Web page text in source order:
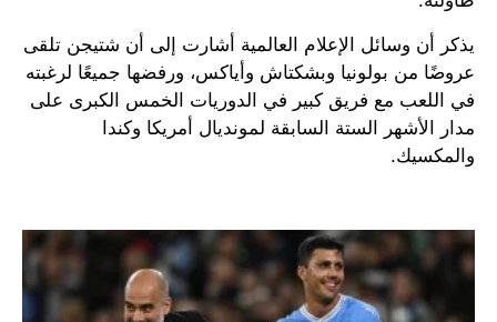
يذكر أن وسائل الإعلام العالمية أشارت إلى أن شتيجن تلقى
عروضًا من بولونيا وبشكتاش وأياكس، ورفضها جميعًا لرغبته
في اللعب مع فريق كبير في الدوريات الخمس الكبرى على
مدار الأشهر الستة السابقة لمونديال أمريكا وكندا
والمكسيك.